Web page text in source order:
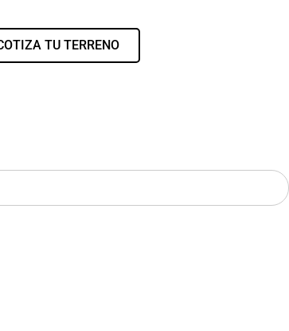
TU TERRENO